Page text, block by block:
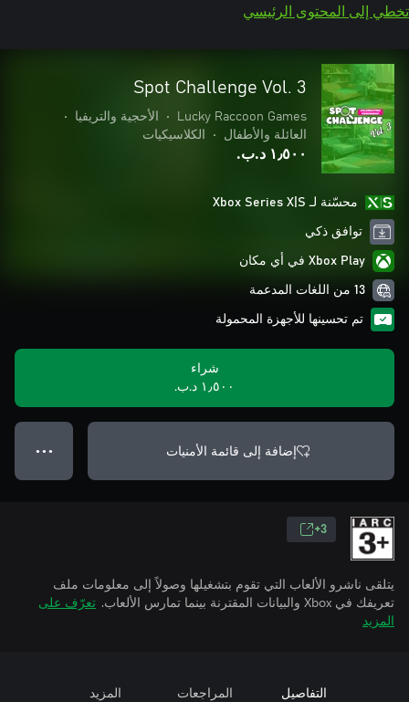
تخطي إلى المحتوى الرئيسي
Spot Challenge Vol. 3
Lucky Raccoon Games
• الأحجية والتريفيا
•
العائلة والأطفال
• الكلاسيكيات
١٫٥٠٠ د.ب.‏
محسّنة لـ Xbox Series X|S
توافق ذكي
Xbox Play في أي مكان
13 من اللغات المدعمة
تم تحسينها للأجهزة المحمولة
شراء
١٫٥٠٠ د.ب.‏
إضافة إلى قائمة الأمنيات ● ● ●
3+
يتلقى ناشرو الألعاب التي تقوم بتشغيلها وصولاً إلى معلومات ملف
تعريفك في Xbox والبيانات المقترنة بينما تمارس الألعاب.
تعرّف على
المزيد
التفاصيل المراجعات المزيد